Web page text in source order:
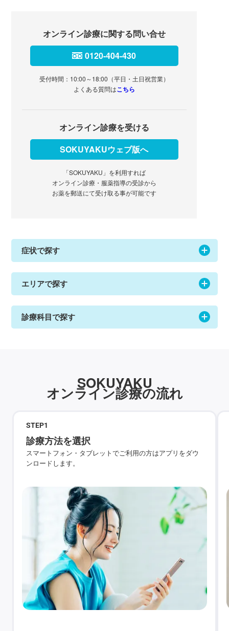
オンライン診療に関する問い合せ
0120-404-430
受付時間：10:00～18:00（平日・土日祝営業）
よくある質問はこちら
オンライン診療を受ける
SOKUYAKUウェブ版へ
「SOKUYAKU」を利用すれば
オンライン診療・服薬指導の受診から
お薬を郵送にて受け取る事が可能です
症状で探す
エリアで探す
診療科目で探す
SOKUYAKU
オンライン診療の流れ
STEP1
診療方法を選択
スマートフォン・タブレットでご利用の方はアプリをダウ
ンロードします。